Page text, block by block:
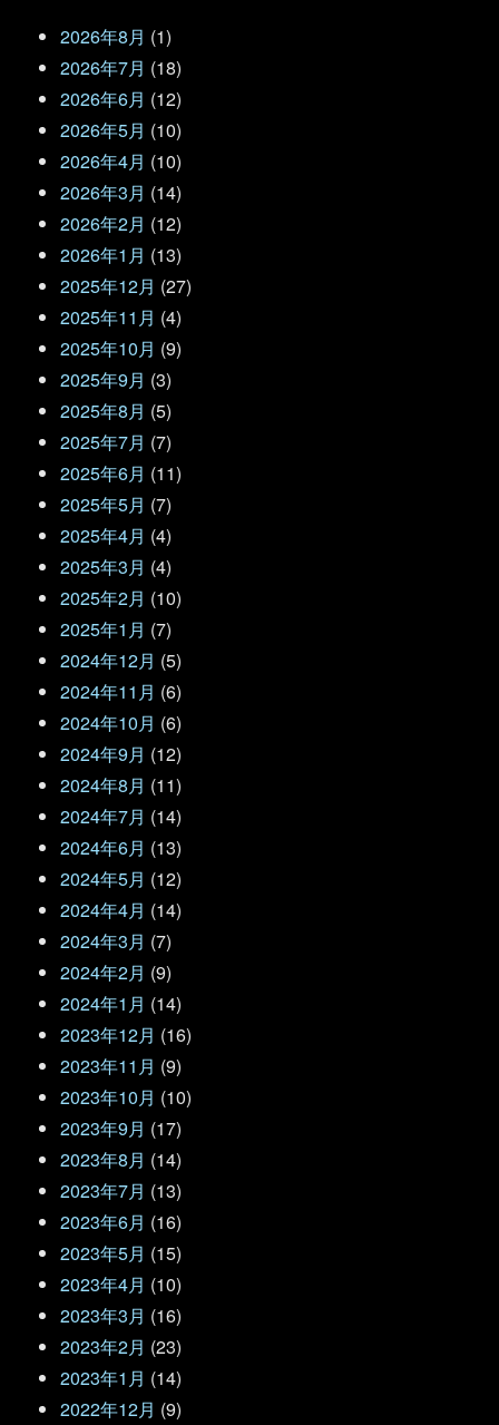
2026年8月 (1)
2026年7月 (18)
2026年6月 (12)
2026年5月 (10)
2026年4月 (10)
2026年3月 (14)
2026年2月 (12)
2026年1月 (13)
2025年12月 (27)
2025年11月 (4)
2025年10月 (9)
2025年9月 (3)
2025年8月 (5)
2025年7月 (7)
2025年6月 (11)
2025年5月 (7)
2025年4月 (4)
2025年3月 (4)
2025年2月 (10)
2025年1月 (7)
2024年12月 (5)
2024年11月 (6)
2024年10月 (6)
2024年9月 (12)
2024年8月 (11)
2024年7月 (14)
2024年6月 (13)
2024年5月 (12)
2024年4月 (14)
2024年3月 (7)
2024年2月 (9)
2024年1月 (14)
2023年12月 (16)
2023年11月 (9)
2023年10月 (10)
2023年9月 (17)
2023年8月 (14)
2023年7月 (13)
2023年6月 (16)
2023年5月 (15)
2023年4月 (10)
2023年3月 (16)
2023年2月 (23)
2023年1月 (14)
2022年12月 (9)